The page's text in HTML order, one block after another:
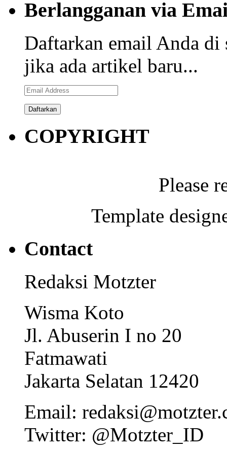
Berlangganan via
Daftarkan email Anda
jika ada artikel baru...
Email
Address
COPYRIGHT
Please
Template
Contact
Redaksi Motzter
Wisma Koto
Jl. Abuserin I no 20
Fatmawati
Jakarta Selatan 12420
Email:
Twitter: @Motzter_ID